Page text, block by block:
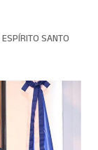
ESPÍRITO SANTO